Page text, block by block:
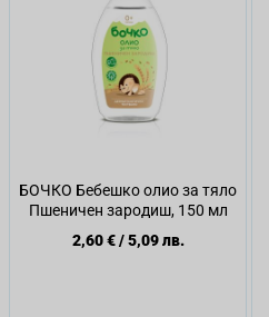
БОЧКО Бебешко олио за тяло
Пшеничен зародиш, 150 мл
2,60 €/5,09 лв.